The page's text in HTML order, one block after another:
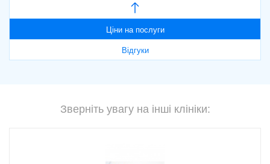
Ціни на послуги
Відгуки
Зверніть увагу на інші клініки: